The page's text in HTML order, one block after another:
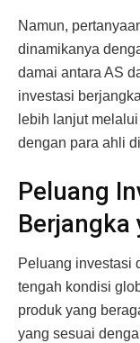
Namun,
dinamikanya
damai antara AS
investasi
lebih lanjut
dengan para ahli
Peluang
Peluang investasi
tengah kondisi
produk yang
yang sesuai